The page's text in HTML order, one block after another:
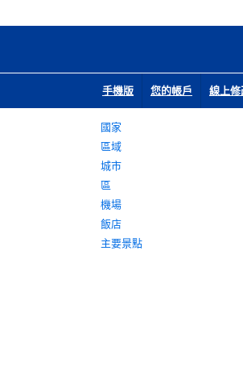
手機版 您的帳戶 線上
國家
區域
城市
區
機場
飯店
主要景點